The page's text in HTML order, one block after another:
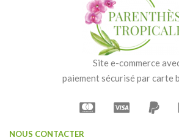
Site e-commerce
paiement sécurisé par carte
NOUS CONTACTER